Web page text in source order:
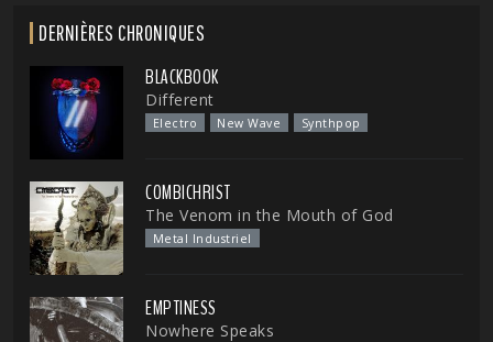
DERNIÈRES CHRONIQUES
BLACKBOOK
Different
Electro New Wave Synthpop
COMBICHRIST
The Venom in the Mouth of God
Metal Industriel
EMPTINESS
Nowhere Speaks